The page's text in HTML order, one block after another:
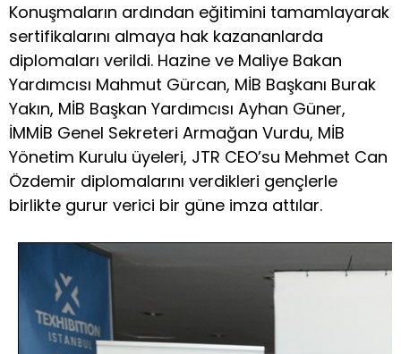
Konuşmaların ardından eğitimini tamamlayarak
sertifikalarını almaya hak kazananlarda
diplomaları verildi. Hazine ve Maliye Bakan
Yardımcısı Mahmut Gürcan, MİB Başkanı Burak
Yakın, MİB Başkan Yardımcısı Ayhan Güner,
İMMİB Genel Sekreteri Armağan Vurdu, MİB
Yönetim Kurulu üyeleri, JTR CEO’su Mehmet Can
Özdemir diplomalarını verdikleri gençlerle
birlikte gurur verici bir güne imza attılar.